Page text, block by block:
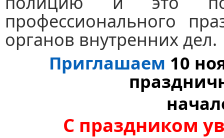
профессионального
органов внутренних дел.
Приглашаем 10
С праздником